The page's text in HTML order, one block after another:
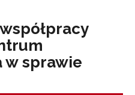
w sprawie